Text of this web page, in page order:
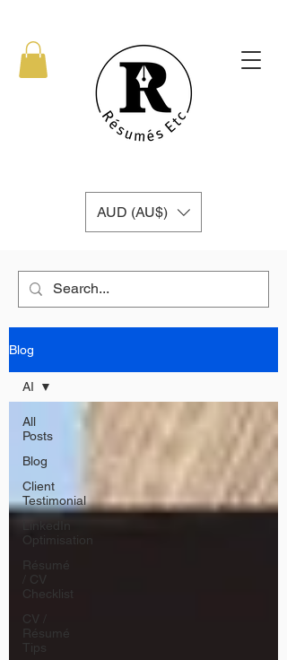
AUD (AU$)
Blog
All
Posts
Blog
Client
Testimonial
LinkedIn
Optimisation
Résumé
/ CV
Checklist
CV /
Résumé
Tips
AI